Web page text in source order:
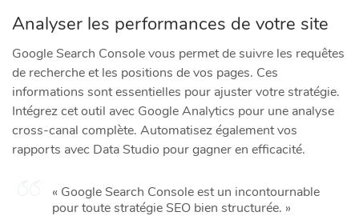
Analyser les performances de votre site
Google Search Console vous permet de suivre les requêtes
de recherche et les positions de vos pages. Ces
informations sont essentielles pour ajuster votre stratégie.
Intégrez cet outil avec Google Analytics pour une analyse
cross-canal complète. Automatisez également vos
rapports avec Data Studio pour gagner en efficacité.
« Google Search Console est un incontournable
pour toute stratégie SEO bien structurée. »